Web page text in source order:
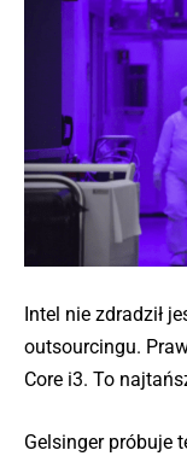
Intel nie zdradził
outsourcingu.
Core i3. To
Gelsinger próbuje